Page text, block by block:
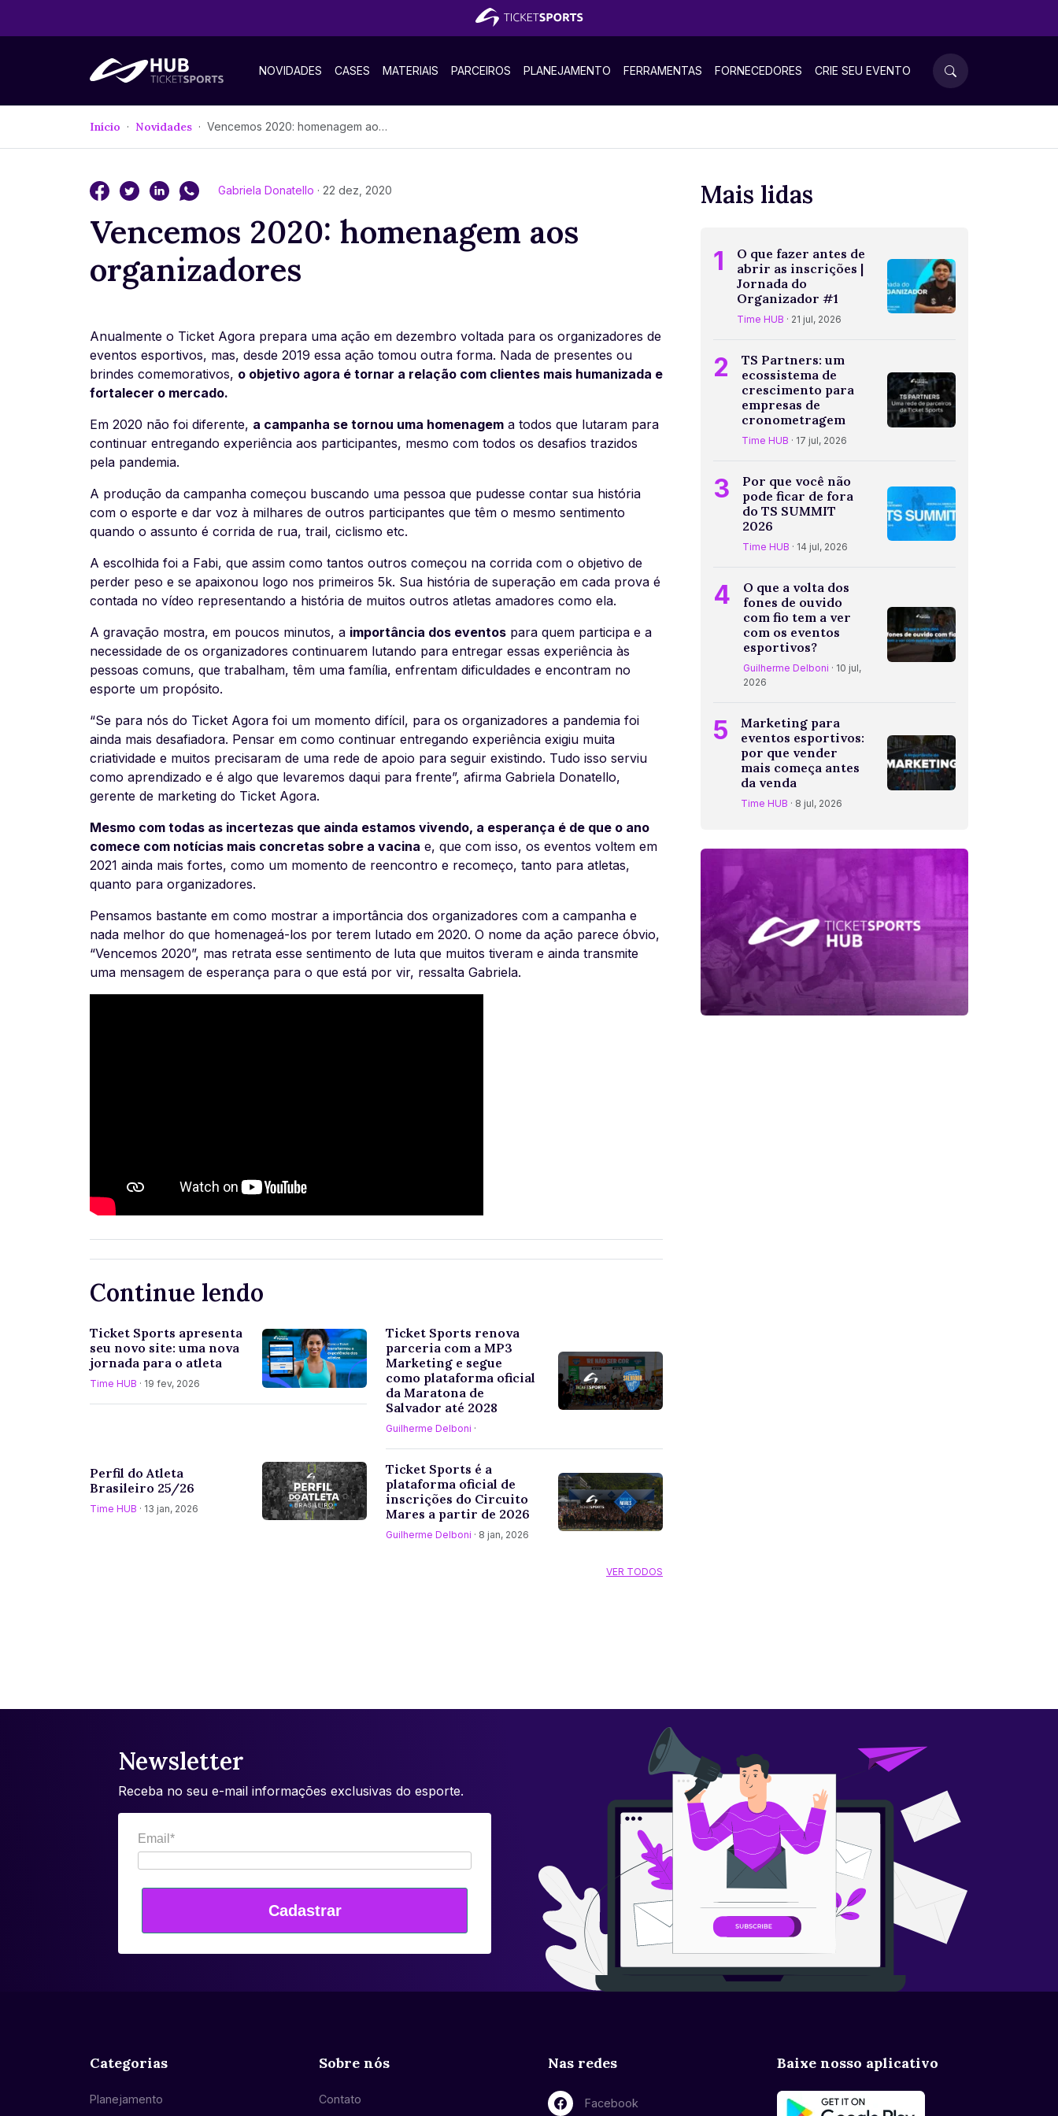
NOVIDADES CASES MATERIAIS PARCEIROS PLANEJAMENTO FERRAMENTAS FORNECEDORES CRIE SEU EVENTO
Início Novidades Vencemos 2020: homenagem aos organizadores
Gabriela Donatello · 22 dez, 2020
Vencemos 2020: homenagem aos
organizadores
Anualmente o Ticket Agora prepara uma ação em dezembro voltada para os organizadores de
eventos esportivos, mas, desde 2019 essa ação tomou outra forma. Nada de presentes ou
brindes comemorativos, o objetivo agora é tornar a relação com clientes mais humanizada e
fortalecer o mercado.
Em 2020 não foi diferente, a campanha se tornou uma homenagem a todos que lutaram para
continuar entregando experiência aos participantes, mesmo com todos os desafios trazidos
pela pandemia.
A produção da campanha começou buscando uma pessoa que pudesse contar sua história
com o esporte e dar voz à milhares de outros participantes que têm o mesmo sentimento
quando o assunto é corrida de rua, trail, ciclismo etc.
A escolhida foi a Fabi, que assim como tantos outros começou na corrida com o objetivo de
perder peso e se apaixonou logo nos primeiros 5k. Sua história de superação em cada prova é
contada no vídeo representando a história de muitos outros atletas amadores como ela.
A gravação mostra, em poucos minutos, a importância dos eventos para quem participa e a
necessidade de os organizadores continuarem lutando para entregar essas experiência às
pessoas comuns, que trabalham, têm uma família, enfrentam dificuldades e encontram no
esporte um propósito.
“Se para nós do Ticket Agora foi um momento difícil, para os organizadores a pandemia foi
ainda mais desafiadora. Pensar em como continuar entregando experiência exigiu muita
criatividade e muitos precisaram de uma rede de apoio para seguir existindo. Tudo isso serviu
como aprendizado e é algo que levaremos daqui para frente”, afirma Gabriela Donatello,
gerente de marketing do Ticket Agora.
Mesmo com todas as incertezas que ainda estamos vivendo, a esperança é de que o ano
comece com notícias mais concretas sobre a vacina e, que com isso, os eventos voltem em
2021 ainda mais fortes, como um momento de reencontro e recomeço, tanto para atletas,
quanto para organizadores.
Pensamos bastante em como mostrar a importância dos organizadores com a campanha e
nada melhor do que homenageá-los por terem lutado em 2020. O nome da ação parece óbvio,
“Vencemos 2020”, mas retrata esse sentimento de luta que muitos tiveram e ainda transmite
uma mensagem de esperança para o que está por vir, ressalta Gabriela.
Continue lendo
Ticket Sports apresenta
seu novo site: uma nova
jornada para o atleta
Time HUB · 19 fev, 2026
Ticket Sports renova
parceria com a MP3
Marketing e segue
como plataforma oficial
da Maratona de
Salvador até 2028
Guilherme Delboni ·
Perfil do Atleta
Brasileiro 25/26
Time HUB · 13 jan, 2026
Ticket Sports é a
plataforma oficial de
inscrições do Circuito
Mares a partir de 2026
Guilherme Delboni · 8 jan, 2026
VER TODOS
Mais lidas
1
O que fazer antes de
abrir as inscrições |
Jornada do
Organizador #1
Time HUB · 21 jul, 2026
2
TS Partners: um
ecossistema de
crescimento para
empresas de
cronometragem
Time HUB · 17 jul, 2026
3
Por que você não
pode ficar de fora
do TS SUMMIT
2026
Time HUB · 14 jul, 2026
4
O que a volta dos
fones de ouvido
com fio tem a ver
com os eventos
esportivos?
Guilherme Delboni · 10 jul,
2026
5
Marketing para
eventos esportivos:
por que vender
mais começa antes
da venda
Time HUB · 8 jul, 2026
Newsletter
Receba no seu e-mail informações exclusivas do esporte.
Email*
Cadastrar
Categorias
Planejamento
Sobre nós
Contato
Nas redes
Facebook
Baixe nosso aplicativo